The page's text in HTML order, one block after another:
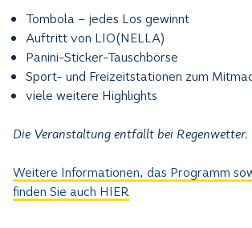
Tombola – jedes Los gewinnt
Auftritt von LIO(NELLA)
Panini-Sticker-Tauschbörse
Sport- und Freizeitstationen zum
viele weitere Highlights
Die Veranstaltung entfällt bei Regenwetter.
Weitere Informationen, das Programm
finden Sie auch HIER